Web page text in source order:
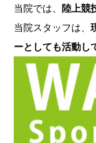
当院では、 陸上競
当院スタッフは、
ーとしても活動し